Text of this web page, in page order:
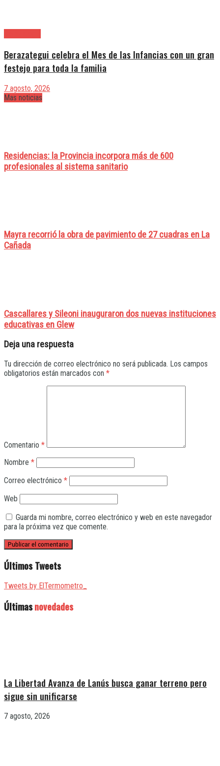
Berazategui celebra el Mes de las Infancias con un gran
festejo para toda la familia
7 agosto, 2026
Mas noticias
Residencias: la Provincia incorpora más de 600
profesionales al sistema sanitario
Mayra recorrió la obra de pavimiento de 27 cuadras en La
Cañada
Cascallares y Sileoni inauguraron dos nuevas instituciones
educativas en Glew
Deja una respuesta
Tu dirección de correo electrónico no será publicada. Los campos
obligatorios están marcados con *
Comentario *
Nombre *
Correo electrónico *
Web
Guarda mi nombre, correo electrónico y web en este navegador
para la próxima vez que comente.
Últimos Tweets
Tweets by ElTermometro_
Últimasnovedades
La Libertad Avanza de Lanús busca ganar terreno pero
sigue sin unificarse
7 agosto, 2026